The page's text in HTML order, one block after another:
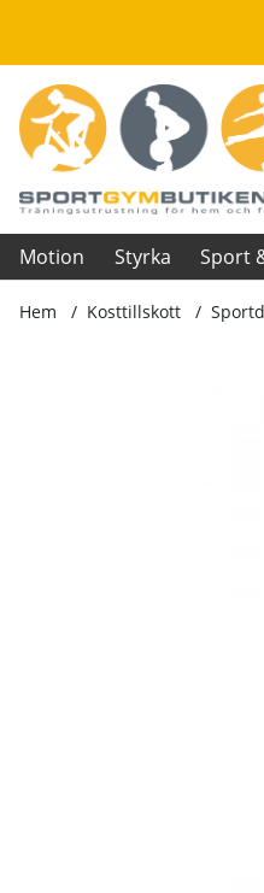
Motion Styrka Sport
Hem Kosttillskott